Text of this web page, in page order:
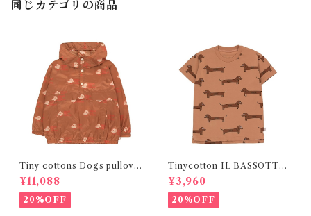
同じカテゴリの商品
Tiny cottons Dogs pullove
r
¥11,088
20%OFF
Tinycotton IL BASSOTTO
Tee
¥3,960
20%OFF